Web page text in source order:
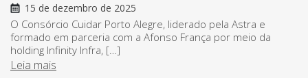
15 de dezembro de 2025
O Consórcio Cuidar Porto Alegre, liderado pela Astra e
formado em parceria com a Afonso França por meio da
holding Infinity Infra, […]
Leia mais